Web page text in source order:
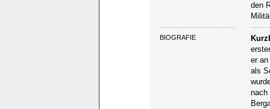
den
BIOGRAFIE
er
als
nach